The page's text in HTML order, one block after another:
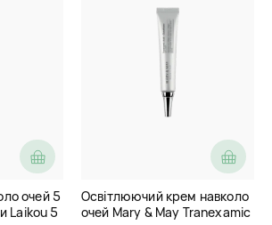
очей 5
Laikou 5
Освітлюючий крем навколо
очей Mary & May Tranexamic